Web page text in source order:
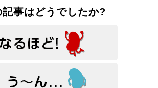
記事はどうでしたか?